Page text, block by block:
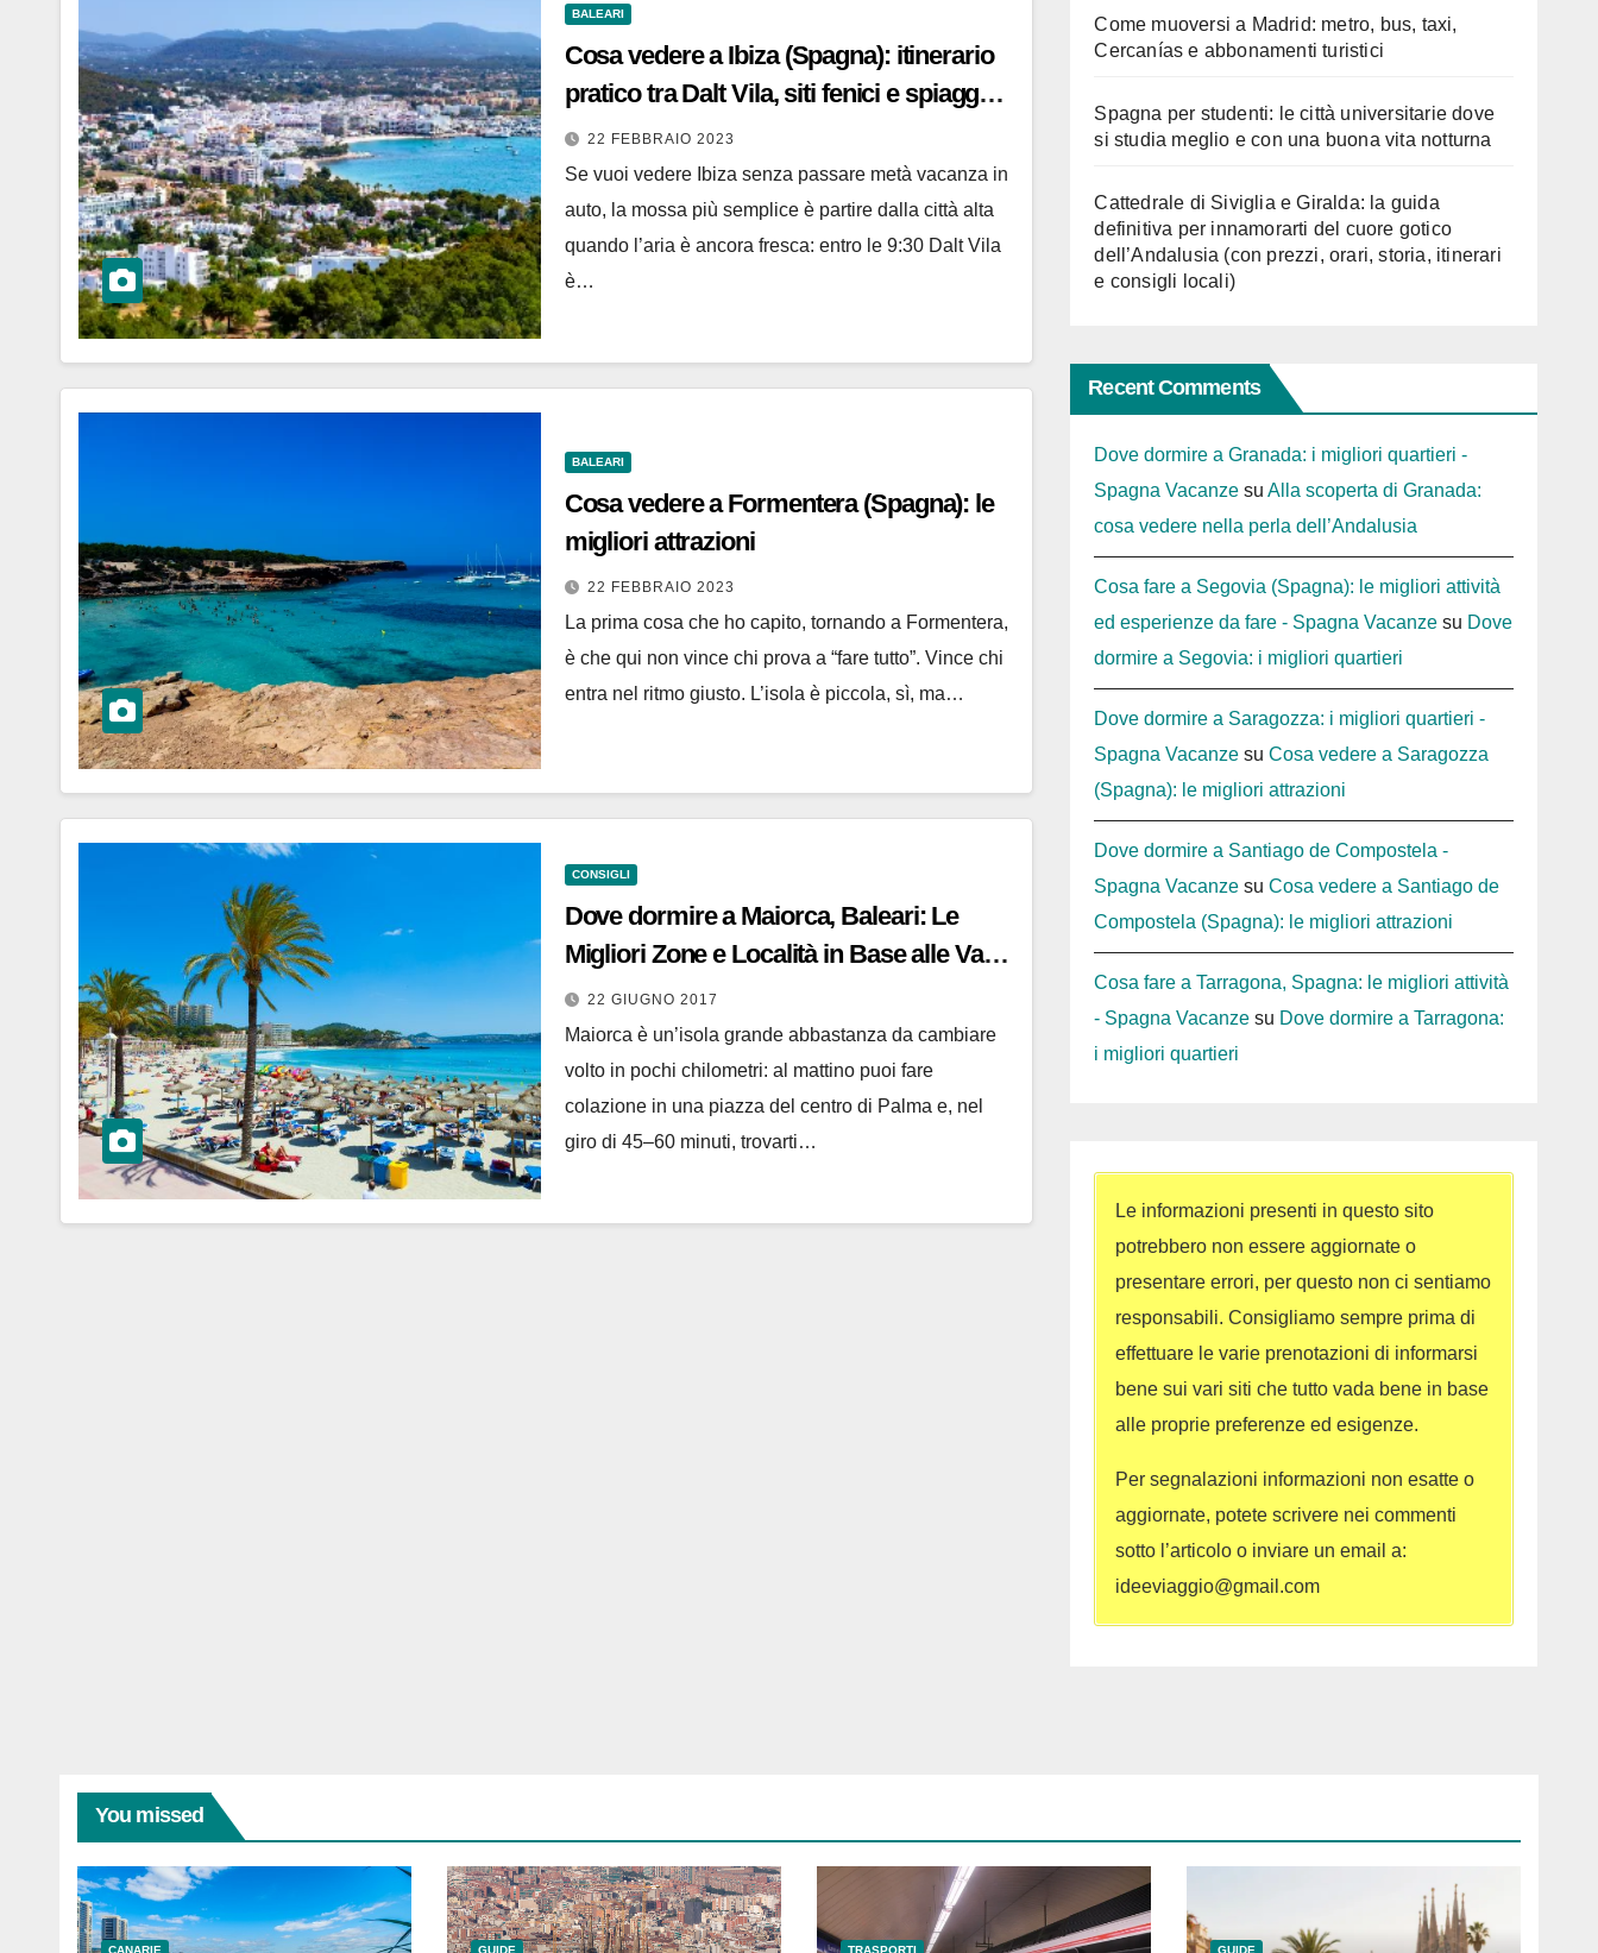
BALEARI
Cosa vedere a Ibiza (Spagna): itinerario
pratico tra Dalt Vila, siti fenici e spiagge
dove si capisce davvero l’isola
22 FEBBRAIO 2023
Se vuoi vedere Ibiza senza passare metà vacanza in
auto, la mossa più semplice è partire dalla città alta
quando l’aria è ancora fresca: entro le 9:30 Dalt Vila
è…
BALEARI
Cosa vedere a Formentera (Spagna): le
migliori attrazioni
22 FEBBRAIO 2023
La prima cosa che ho capito, tornando a Formentera,
è che qui non vince chi prova a “fare tutto”. Vince chi
entra nel ritmo giusto. L’isola è piccola, sì, ma…
CONSIGLI
Dove dormire a Maiorca, Baleari: Le
Migliori Zone e Località in Base alle Varie
Esigenze
22 GIUGNO 2017
Maiorca è un’isola grande abbastanza da cambiare
volto in pochi chilometri: al mattino puoi fare
colazione in una piazza del centro di Palma e, nel
giro di 45–60 minuti, trovarti…
Come muoversi a Madrid: metro, bus, taxi,
Cercanías e abbonamenti turistici
Spagna per studenti: le città universitarie dove
si studia meglio e con una buona vita notturna
Cattedrale di Siviglia e Giralda: la guida
definitiva per innamorarti del cuore gotico
dell’Andalusia (con prezzi, orari, storia, itinerari
e consigli locali)
Recent Comments
Dove dormire a Granada: i migliori quartieri -
Spagna Vacanze suAlla scoperta di Granada:
cosa vedere nella perla dell’Andalusia
Cosa fare a Segovia (Spagna): le migliori attività
ed esperienze da fare - Spagna Vacanze su Dove
dormire a Segovia: i migliori quartieri
Dove dormire a Saragozza: i migliori quartieri -
Spagna Vacanze suCosa vedere a Saragozza
(Spagna): le migliori attrazioni
Dove dormire a Santiago de Compostela -
Spagna Vacanze suCosa vedere a Santiago de
Compostela (Spagna): le migliori attrazioni
Cosa fare a Tarragona, Spagna: le migliori attività
- Spagna Vacanze su Dove dormire a Tarragona:
i migliori quartieri
Le informazioni presenti in questo sito
potrebbero non essere aggiornate o
presentare errori, per questo non ci sentiamo
responsabili. Consigliamo sempre prima di
effettuare le varie prenotazioni di informarsi
bene sui vari siti che tutto vada bene in base
alle proprie preferenze ed esigenze.
Per segnalazioni informazioni non esatte o
aggiornate, potete scrivere nei commenti
sotto l’articolo o inviare un email a:
ideeviaggio@gmail.com
You missed
CANARIE GUIDE TRASPORTI GUIDE